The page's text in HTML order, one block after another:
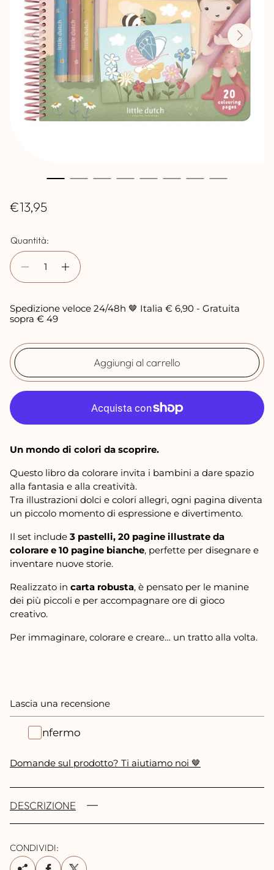
P
e
z
z
o
n
r
m
a
l
€13,95
Quantità:
Spedizione veloce 24/48h 🤎 Italia € 6,90 - Gratuita
sopra € 49
Aggiungi al carrello
Un mondo di colori da scoprire.
Questo libro da colorare invita i bambini a dare spazio
alla fantasia e alla creatività.
Tra illustrazioni dolci e colori allegri, ogni pagina diventa
un piccolo momento di espressione e divertimento.
Il set include 3 pastelli, 20 pagine illustrate da
colorare e 10 pagine bianche, perfette per disegnare e
inventare nuove storie.
Realizzato in carta robusta, è pensato per le manine
dei più piccoli e per accompagnare ore di gioco
creativo.
Per immaginare, colorare e creare… un tratto alla volta.
Lascia una recensione
Confermo
Domande sul prodotto? Ti aiutiamo noi 🤎
DESCRIZIONE
CONDIVIDI: